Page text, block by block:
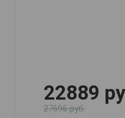
22889
27696 руб.